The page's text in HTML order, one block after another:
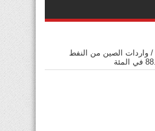
/ واردات الصين من النفط